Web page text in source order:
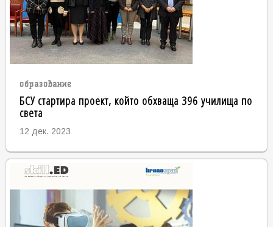
образование
БСУ стартира проект, който обхваща 396 училища по
света
12 дек. 2023